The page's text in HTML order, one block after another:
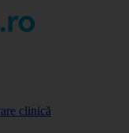
clinică